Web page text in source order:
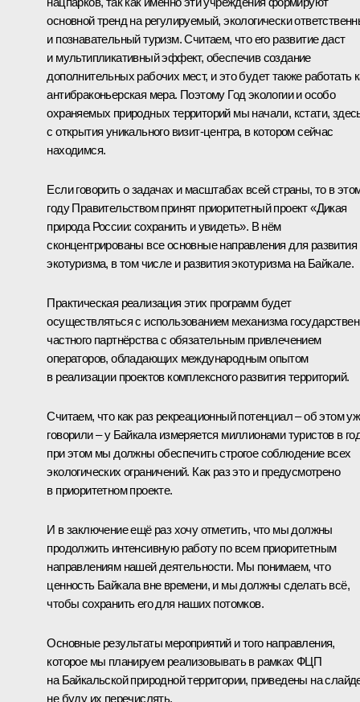
основной тренд на регулируемый, экологически
и познавательный туризм. Считаем, что его развитие даст
и мультипликативный эффект, обеспечив создание
дополнительных рабочих мест, и это будет также работать
антибраконьерская мера. Поэтому Год экологии и особо
охраняемых природных территорий мы начали, кстати,
с открытия уникального визит-центра, в котором сейчас
находимся.
Если говорить о задачах и масштабах всей страны, то в
году Правительством принят приоритетный проект «Дикая
природа России: сохранить и увидеть». В нём
сконцентрированы все основные направления для развития
экотуризма, в том числе и развития экотуризма на Байкале.
Практическая реализация этих программ будет
осуществляться с использованием механизма
частного партнёрства с обязательным привлечением
операторов, обладающих международным опытом
в реализации проектов комплексного развития территорий.
Считаем, что как раз рекреационный потенциал – об этом
говорили – у Байкала измеряется миллионами туристов в
при этом мы должны обеспечить строгое соблюдение всех
экологических ограничений. Как раз это и предусмотрено
в приоритетном проекте.
И в заключение ещё раз хочу отметить, что мы должны
продолжить интенсивную работу по всем приоритетным
направлениям нашей деятельности. Мы понимаем, что
ценность Байкала вне времени, и мы должны сделать всё,
чтобы сохранить его для наших потомков.
Основные результаты мероприятий и того направления,
которое мы планируем реализовывать в рамках ФЦП
на Байкальской природной территории, приведены на
не буду их перечислять.